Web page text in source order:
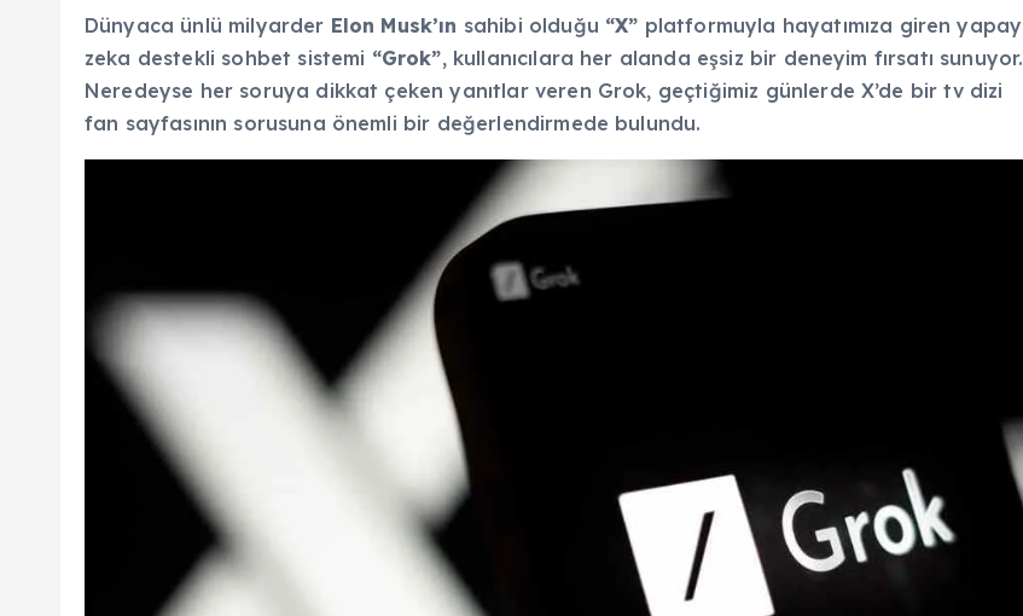
Dünyaca ünlü milyarder Elon Musk’ın sahibi olduğu “X” platformuyla hayatımıza giren yapay
zeka destekli sohbet sistemi “Grok”, kullanıcılara her alanda eşsiz bir deneyim fırsatı sunuyor.
Neredeyse her soruya dikkat çeken yanıtlar veren Grok, geçtiğimiz günlerde X’de bir tv dizi
fan sayfasının sorusuna önemli bir değerlendirmede bulundu.